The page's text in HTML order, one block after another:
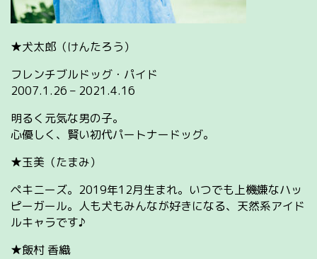
★犬太郎（けんたろう）
フレンチブルドッグ・パイド
2007.1.26 – 2021.4.16
明るく元気な男の子。
心優しく、賢い初代パートナードッグ。
★玉美（たまみ）
ペキニーズ。2019年12月生まれ。いつでも上機嫌なハッ
ピーガール。人も犬もみんなが好きになる、天然系アイド
ルキャラです♪
★飯村 香織